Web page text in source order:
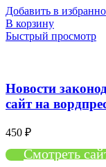
Добавить в
В корзину
Быстрый просмотр
Новости
сайт на
450 ₽
Смотреть